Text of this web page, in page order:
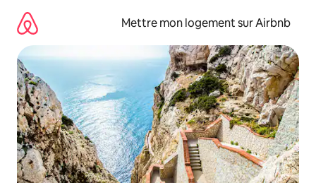
directement
contenu
Mettre mon logement sur Airbnb